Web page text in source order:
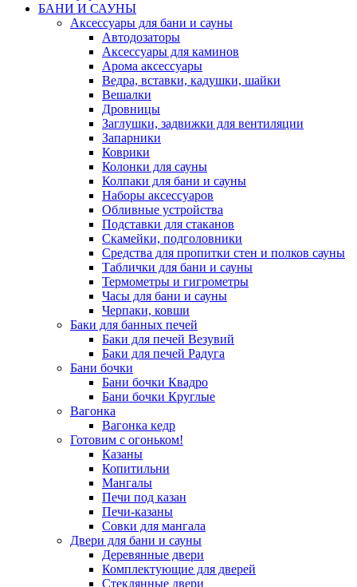
БАНИ И САУНЫ
Аксессуары для бани и сауны
Автодозаторы
Аксессуары для каминов
Арома аксессуары
Ведра, вставки, кадушки, шайки
Вешалки
Дровницы
Заглушки, задвижки для вентиляции
Запарники
Коврики
Колонки для сауны
Колпаки для бани и сауны
Наборы аксессуаров
Обливные устройства
Подставки для стаканов
Скамейки, подголовники
Средства для пропитки стен и полков сауны
Таблички для бани и сауны
Термометры и гигрометры
Часы для бани и сауны
Черпаки, ковши
Баки для банных печей
Баки для печей Везувий
Баки для печей Радуга
Бани бочки
Бани бочки Квадро
Бани бочки Круглые
Вагонка
Вагонка кедр
Готовим с огоньком!
Казаны
Копитильни
Мангалы
Печи под казан
Печи-казаны
Совки для мангала
Двери для бани и сауны
Деревянные двери
Комплектующие для дверей
Стеклянные двери